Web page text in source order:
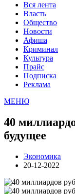
Вся лента
Власть
Общество
Новости
Афиша
Криминал
Культура
Прайс
Подписка
Реклама
МЕНЮ
40
будущее
Экономика
20-12-2022